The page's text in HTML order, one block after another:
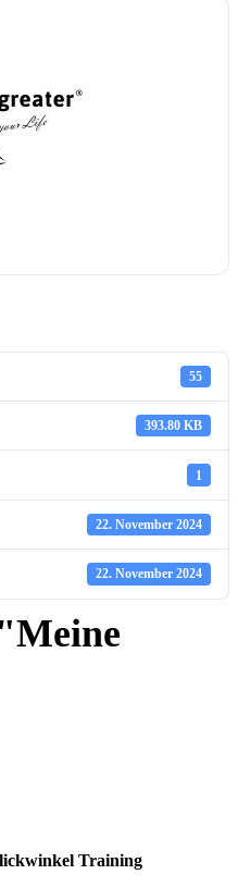
55
393.80 KB
1
22. November 2024
22. November 2024
Training